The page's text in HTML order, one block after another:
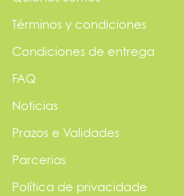
Términos y condiciones
Condiciones de entrega
FAQ
Noticias
Prazos e Validades
Parcerias
Política de privacidade